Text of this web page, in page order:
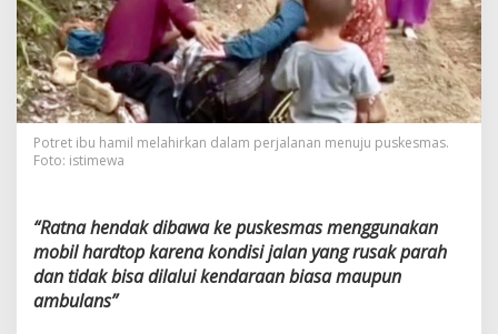
e
r
p
a
s
M
h
i
r
Potret ibu hamil melahirkan dalam perjalanan menuju puskesmas.
Foto: istimewa
“Ratna hendak dibawa ke puskesmas menggunakan
mobil hardtop karena kondisi jalan yang rusak parah
dan tidak bisa dilalui kendaraan biasa maupun
ambulans”